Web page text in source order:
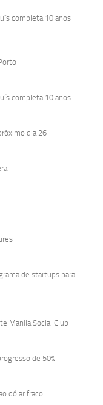
completa 10 anos
completa 10 anos
dia 26
de startups para
Manila Social Club
de 50%
dólar fraco